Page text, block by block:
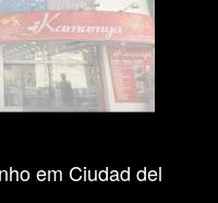
em Ciudad del